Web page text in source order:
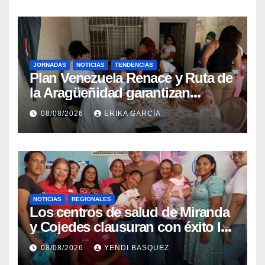
JORNADAS NOTICIAS TENDENCIAS
Plan Venezuela Renace y Ruta de
la Aragüeñidad garantizan
atención médica integral en
Aragua
08/08/2026 ERIKA GARCÍA
NOTICIAS REGIONALES
Los centros de salud de Miranda
y Cojedes clausuran con éxito la
Semana Mundial de la Lactancia
Materna
08/08/2026 YENDI BASQUEZ